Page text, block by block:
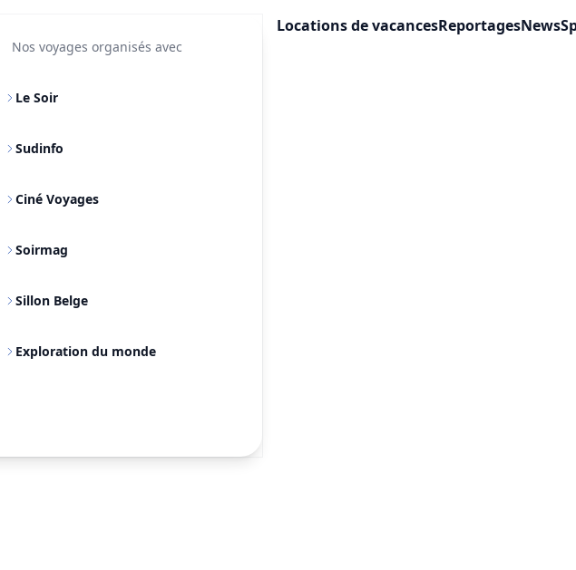
Nos voyages organisés avec
Le Soir
Sudinfo
Ciné Voyages
Soirmag
Sillon Belge
Exploration du monde
Locations de vacancesReportagesNews